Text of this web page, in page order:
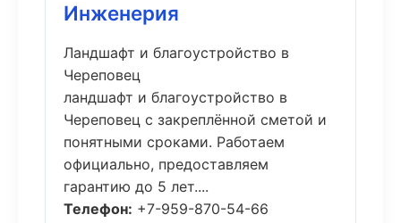
Инженерия
Ландшафт и благоустройство в
Череповец
ландшафт и благоустройство в
Череповец с закреплённой сметой и
понятными сроками. Работаем
официально, предоставляем
гарантию до 5 лет....
Телефон: +7-959-870-54-66